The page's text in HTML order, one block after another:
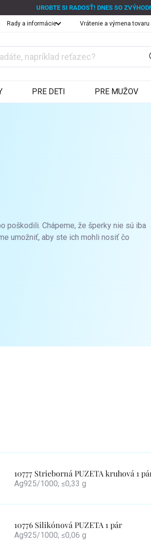
UROBTE SI RADOSŤ! DNES SO
Rady a informácie Vrátenie a výmena tovaru
PRE DETI PRE MUŽOV
poškodili. Chápeme, že šperky nie sú iba
umožniť, aby ste ich mohli nosiť čo
10777 Strieborná PUZETA kruhová 1
Ag925/1000; ≤0,33 g
10776 Silikónová PUZETA 1 pár
Ag925/1000; ≤0,06 g